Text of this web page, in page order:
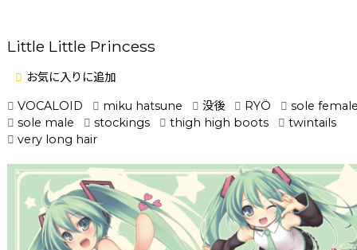
Little Little Princess
お気に入りに追加
VOCALOID
miku hatsune 没後 RYÖ
sole
sole male
stockings thigh high boots
twintails
very long hair